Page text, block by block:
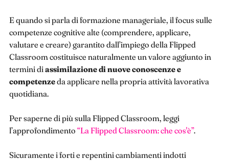
E quando si parla di formazione manageriale, il focus sulle
competenze cognitive alte (comprendere, applicare,
valutare e creare) garantito dall’impiego della Flipped
Classroom costituisce naturalmente un valore aggiunto in
termini diassimilazione di nuove conoscenze e
competenzeda applicare nella propria attività lavorativa
quotidiana.
Per saperne di più sulla Flipped Classroom, leggi
l’approfondimento “La Flipped Classroom: che cos'è”.
Sicuramente i forti e repentini cambiamenti indotti